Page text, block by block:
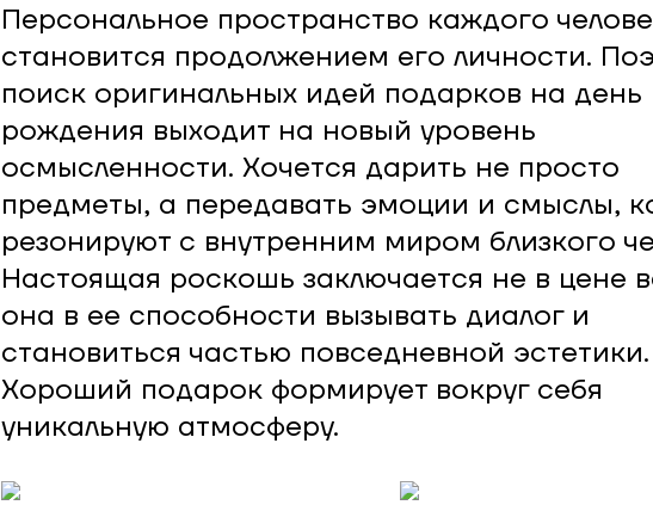
Персональное пространство каждого
становится продолжением его личности.
поиск оригинальных идей подарков на день
рождения выходит на новый уровень
осмысленности. Хочется дарить не просто
предметы, а передавать эмоции и смыслы,
резонируют с внутренним миром близкого
Настоящая роскошь заключается не в цене
она в ее способности вызывать диалог и
становиться частью повседневной эстетики.
Хороший подарок формирует вокруг себя
уникальную атмосферу.